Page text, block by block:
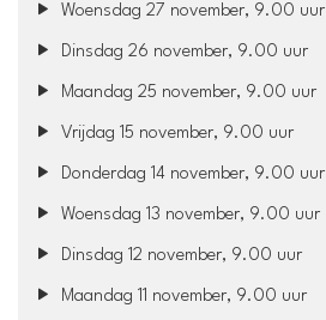
Woensdag 27 november, 9.00 uur
Dinsdag 26 november, 9.00 uur
Maandag 25 november, 9.00 uur
Vrijdag 15 november, 9.00 uur
Donderdag 14 november, 9.00 uur
Woensdag 13 november, 9.00 uur
Dinsdag 12 november, 9.00 uur
Maandag 11 november, 9.00 uur